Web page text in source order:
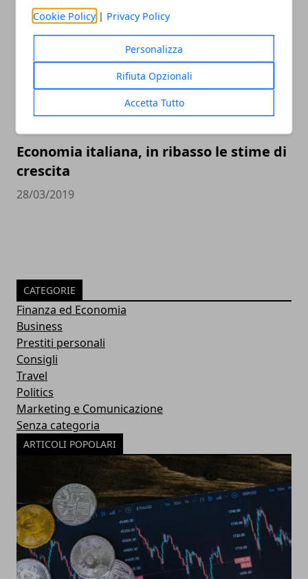
Cookie Policy | Privacy Policy
Personalizza
Rifiuta Opzionali
Accetta Tutto
Economia italiana, in ribasso le stime di
crescita
28/03/2019
CATEGORIE
Finanza ed Economia
Business
Prestiti personali
Consigli
Travel
Politics
Marketing e Comunicazione
Senza categoria
ARTICOLI POPOLARI